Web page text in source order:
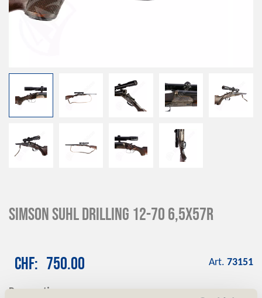
Simson Suhl Drilling 12-70 6,5x57R
CHF 750.00
Reservation
Art. 73151